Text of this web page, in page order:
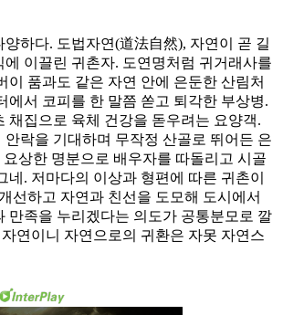
하다. 도법자연(道法自然), 자연이 곧 길
에 이끌린 귀촌자. 도연명처럼 귀거래사를
이 품과도 같은 자연 안에 은둔한 산림처
에서 코피를 한 말쯤 쏟고 퇴각한 부상병.
채집으로 육체 건강을 돋우려는 요양객.
안락을 기대하며 무작정 산골로 뛰어든 은
요상한 명분으로 배우자를 따돌리고 시골
네. 저마다의 이상과 형편에 따른 귀촌이
선하고 자연과 친선을 도모해 도시에서
만족을 누리겠다는 의도가 공통분모로 깔
연이니 자연으로의 귀환은 자못 자연스